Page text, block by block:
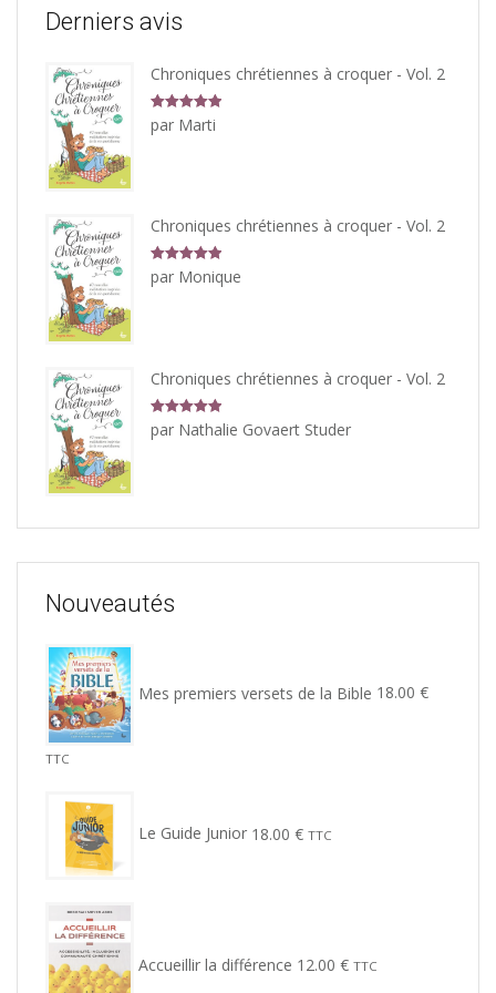
Derniers avis
Chroniques chrétiennes à croquer - Vol. 2
5 sur
5
par Marti
Chroniques chrétiennes à croquer - Vol. 2
5 sur
5
par Monique
Chroniques chrétiennes à croquer - Vol. 2
5 sur
5
par Nathalie Govaert Studer
Nouveautés
Mes premiers versets de la Bible 18.00 €
TTC
Le Guide Junior 18.00 € TTC
Accueillir la différence 12.00 € TTC